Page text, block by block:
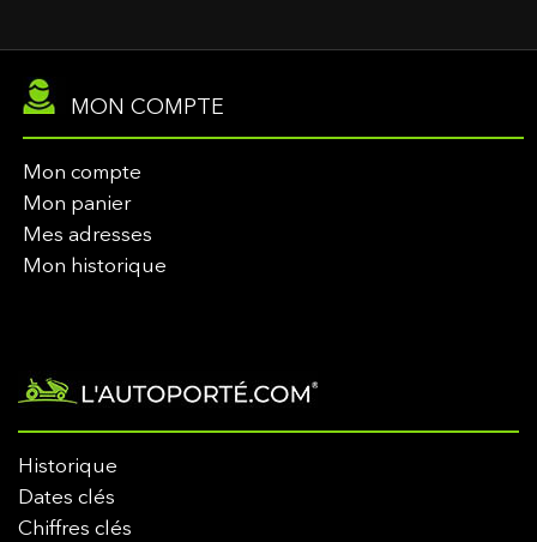
MON COMPTE
Mon compte
Mon panier
Mes adresses
Mon historique
Historique
Dates clés
Chiffres clés